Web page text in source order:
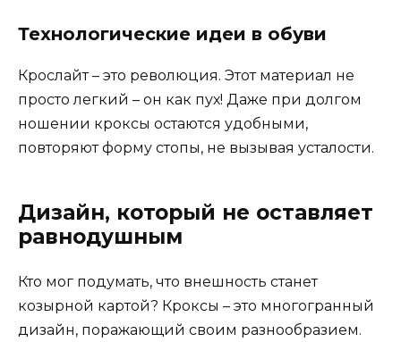
Технологические идеи в обуви
Крослайт – это революция. Этот материал не
просто легкий – он как пух! Даже при долгом
ношении кроксы остаются удобными,
повторяют форму стопы, не вызывая усталости.
Дизайн, который не оставляет
равнодушным
Кто мог подумать, что внешность станет
козырной картой? Кроксы – это многогранный
дизайн, поражающий своим разнообразием.